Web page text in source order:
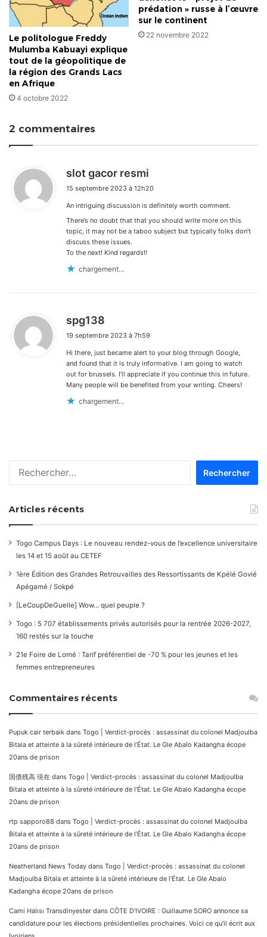
Le politologue Freddy
Mulumba Kabuayi explique
tout de la géopolitique de
la région des Grands Lacs
en Afrique
4 octobre 2022
prédation » russe à l’œuvre
sur le continent
22 novembre 2022
2 commentaires
slot gacor resmi
t
15 septembre 2023 à 12h20
An intriguing discussion is definitely worth comment.
There’s no doubt that that you should write more on this
topic, it may not be a taboo subject but typically folks don’t
discuss these issues.
To the next! Kind regards!!
chargement…
spg138
t
:
19 septembre 2023 à 7h59
Hi there, just became alert to your blog through Google,
and found that it is truly informative. I am going to watch
out for brussels. I’ll appreciate if you continue this in future.
Many people will be benefited from your writing. Cheers!
chargement…
Articles récents
Togo Campus Days : Le nouveau rendez-vous de l’excellence universitaire
les 14 et 15 août au CETEF
1ère Édition des Grandes Retrouvailles des Ressortissants de Kpélé Govié
Apégamé / Sokpé
[LeCoupDeGuelle] Wow… quel peuple ?
Togo : 5 707 établissements privés autorisés pour la rentrée 2026-2027,
160 restés sur la touche
21e Foire de Lomé : Tarif préférentiel de -70 % pour les jeunes et les
femmes entrepreneures
Commentaires récents
Pupuk cair terbaik dans Togo | Verdict-procès : assassinat du colonel Madjoulba
Bitala et atteinte à la sûreté intérieure de l’État. Le Gle Abalo Kadangha écope
20ans de prison
国債残高 現在 dans Togo | Verdict-procès : assassinat du colonel Madjoulba
Bitala et atteinte à la sûreté intérieure de l’État. Le Gle Abalo Kadangha écope
20ans de prison
rtp sapporo88 dans Togo | Verdict-procès : assassinat du colonel Madjoulba
Bitala et atteinte à la sûreté intérieure de l’État. Le Gle Abalo Kadangha écope
20ans de prison
Neatherland News Today dans Togo | Verdict-procès : assassinat du colonel
Madjoulba Bitala et atteinte à la sûreté intérieure de l’État. Le Gle Abalo
Kadangha écope 20ans de prison
Cami Halısı Transdinyester dans CÔTE D’IVOIRE : Guillaume SORO annonce sa
candidature pour les élections présidentielles prochaines. Voici ce qu’il écrit aux